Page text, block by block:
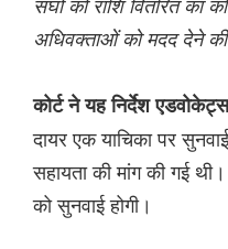
संघों को राशि वितरित का
अधिवक्ताओं को मदद देने
कोर्ट ने यह निर्देश
दायर एक याचिका पर
सहायता की मांग की गई
को सुनवाई होगी।